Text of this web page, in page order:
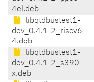
4el.deb
libqtdbustest1-
dev_0.4.1-2_riscv6
4.deb
libqtdbustest1-
dev_0.4.1-2_s390
x.deb